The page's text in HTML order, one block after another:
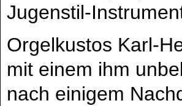
Jugenstil-
Orgelkustos Karl-
mit einem ihm
nach einigem